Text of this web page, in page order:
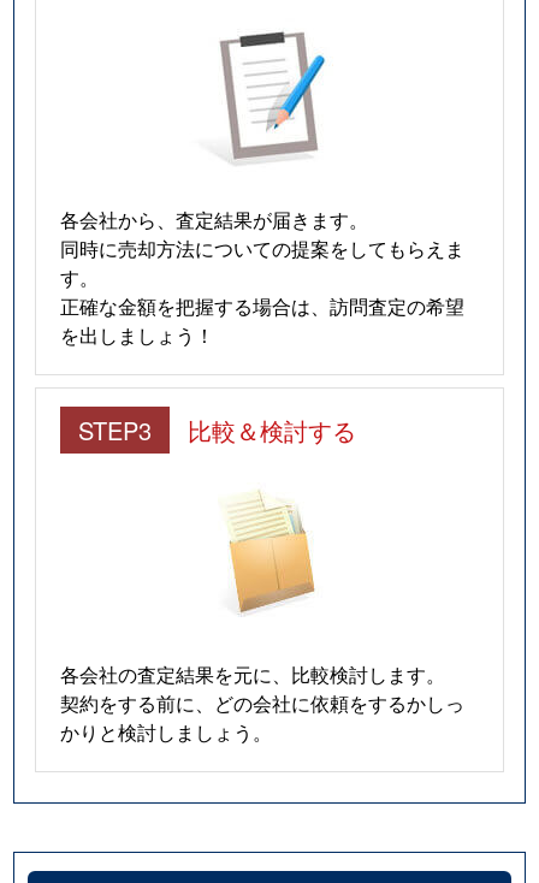
各会社から、査定結果が届きます。
同時に売却方法についての提案をしてもらえま
す。
正確な金額を把握する場合は、訪問査定の希望
を出しましょう！
STEP3 比較＆検討する
各会社の査定結果を元に、比較検討します。
契約をする前に、どの会社に依頼をするかしっ
かりと検討しましょう。